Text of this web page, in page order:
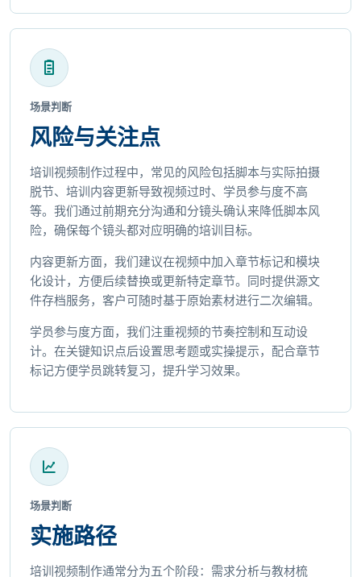
场景判断
风险与关注点
培训视频制作过程中，常见的风险包括脚本与实际拍摄
脱节、培训内容更新导致视频过时、学员参与度不高
等。我们通过前期充分沟通和分镜头确认来降低脚本风
险，确保每个镜头都对应明确的培训目标。
内容更新方面，我们建议在视频中加入章节标记和模块
化设计，方便后续替换或更新特定章节。同时提供源文
件存档服务，客户可随时基于原始素材进行二次编辑。
学员参与度方面，我们注重视频的节奏控制和互动设
计。在关键知识点后设置思考题或实操提示，配合章节
标记方便学员跳转复习，提升学习效果。
场景判断
实施路径
培训视频制作通常分为五个阶段：需求分析与教材梳